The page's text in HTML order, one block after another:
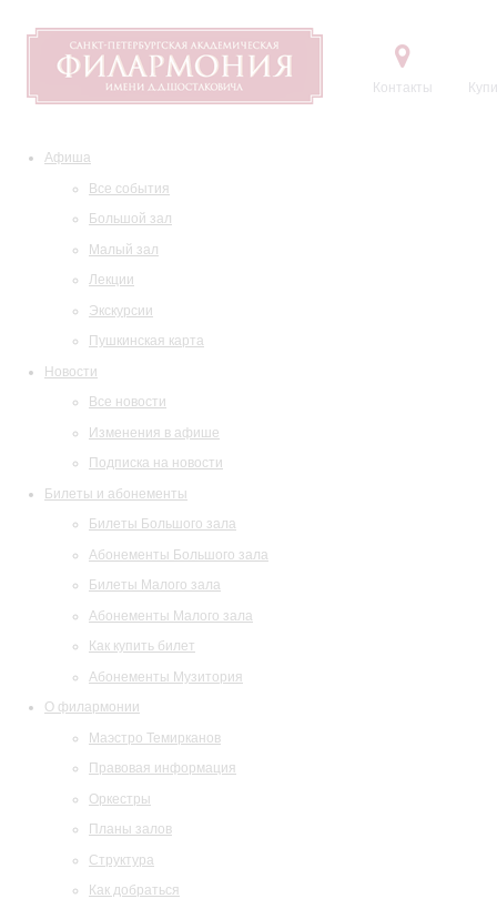
Контакты
Афиша
Все события
Большой зал
Малый зал
Лекции
Экскурсии
Пушкинская карта
Новости
Все новости
Изменения в афише
Подписка на новости
Билеты и абонементы
Билеты Большого зала
Абонементы Большого зала
Билеты Малого зала
Абонементы Малого зала
Как купить билет
Абонементы Музитория
О филармонии
Маэстро Темирканов
Правовая информация
Оркестры
Планы залов
Структура
Как добраться